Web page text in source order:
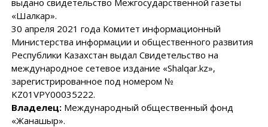
выдано свидетельство Межгосударственной газеты
«Шалкар».
30 апреля 2021 года Комитет информационный
Министерства информации и общественного развития
Республики Казахстан выдал Свидетельство на
международное сетевое издание «Shalqar.kz»,
зарегистрированное под номером №
KZ01VPY00035222.
Владелец:Международный общественный фонд
«Жанашыр».